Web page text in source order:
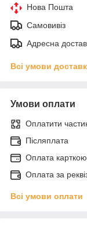
Нова Пошта
Самовивіз
Адресна
Всі умови
Умови оплати
Оплатити
Післяплата
Оплата
Оплата за
Всі умови оплати